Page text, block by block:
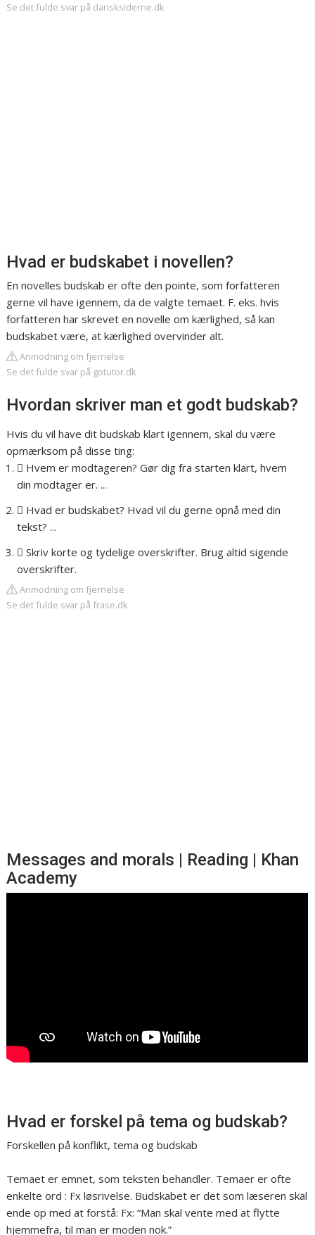
Se det fulde svar på dansksiderne.dk
Hvad er budskabet i novellen?
En novelles budskab er ofte den pointe, som forfatteren
gerne vil have igennem, da de valgte temaet. F. eks. hvis
forfatteren har skrevet en novelle om kærlighed, så kan
budskabet være, at kærlighed overvinder alt.
Anmodning om fjernelse
Se det fulde svar på gotutor.dk
Hvordan skriver man et godt budskab?
Hvis du vil have dit budskab klart igennem, skal du være
opmærksom på disse ting:
 Hvem er modtageren? Gør dig fra starten klart, hvem
din modtager er. ...
 Hvad er budskabet? Hvad vil du gerne opnå med din
tekst? ...
 Skriv korte og tydelige overskrifter. Brug altid sigende
overskrifter.
Anmodning om fjernelse
Se det fulde svar på frase.dk
Messages and morals | Reading | Khan
Academy
Hvad er forskel på tema og budskab?
Forskellen på konflikt, tema og budskab
Temaet er emnet, som teksten behandler. Temaer er ofte
enkelte ord : Fx løsrivelse. Budskabet er det som læseren skal
ende op med at forstå: Fx: “Man skal vente med at flytte
hjemmefra, til man er moden nok.”